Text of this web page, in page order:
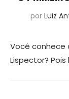
por Luiz
Você conhece
Lispector?